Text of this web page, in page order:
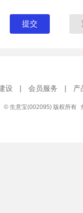
提交
设 | 会员服务 | 产
© 生意宝(002095) 版权所有